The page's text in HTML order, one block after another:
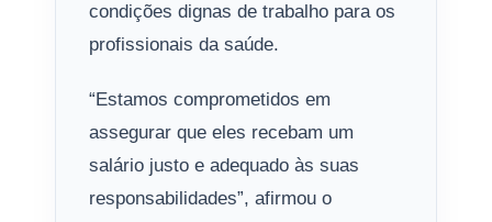
condições dignas de trabalho para os
profissionais da saúde.
“Estamos comprometidos em
assegurar que eles recebam um
salário justo e adequado às suas
responsabilidades”, afirmou o